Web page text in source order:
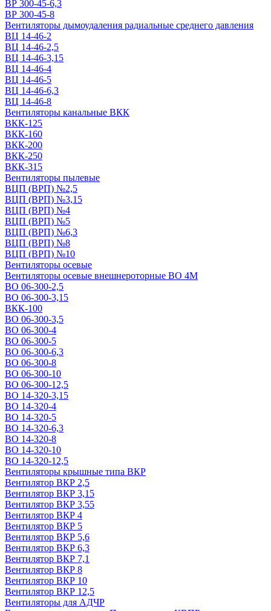
ВР 300-45-6,3
ВР 300-45-8
Вентиляторы дымоудаления радиальные среднего давления
ВЦ 14-46-2
ВЦ 14-46-2,5
ВЦ 14-46-3,15
ВЦ 14-46-4
ВЦ 14-46-5
ВЦ 14-46-6,3
ВЦ 14-46-8
Вентиляторы канальные ВКК
ВКК-125
ВКК-160
ВКК-200
ВКК-250
ВКК-315
Вентиляторы пылевые
ВЦП (ВРП) №2,5
ВЦП (ВРП) №3,15
ВЦП (ВРП) №4
ВЦП (ВРП) №5
ВЦП (ВРП) №6,3
ВЦП (ВРП) №8
ВЦП (ВРП) №10
Вентиляторы осевые
Вентиляторы осевые внешнероторные ВО 4М
ВО 06-300-2,5
ВО 06-300-3,15
ВКК-100
ВО 06-300-3,5
ВО 06-300-4
ВО 06-300-5
ВО 06-300-6,3
ВО 06-300-8
ВО 06-300-10
ВО 06-300-12,5
ВО 14-320-3,15
ВО 14-320-4
ВО 14-320-5
ВО 14-320-6,3
ВО 14-320-8
ВО 14-320-10
ВО 14-320-12,5
Вентиляторы крышные типа ВКР
Вентилятор ВКР 2,5
Вентилятор ВКР 3,15
Вентилятор ВКР 3,55
Вентилятор ВКР 4
Вентилятор ВКР 5
Вентилятор ВКР 5,6
Вентилятор ВКР 6,3
Вентилятор ВКР 7,1
Вентилятор ВКР 8
Вентилятор ВКР 10
Вентилятор ВКР 12,5
Вентиляторы для АДЧР